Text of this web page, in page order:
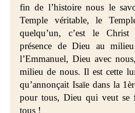
fin de l’histoire nous le
Temple véritable, le
quelqu’un, c’est le
présence de Dieu au
l’Emmanuel, Dieu avec
milieu de nous. Il est cette
qu’annonçait Isaïe dans la
pour tous, Dieu qui veut se
tous !